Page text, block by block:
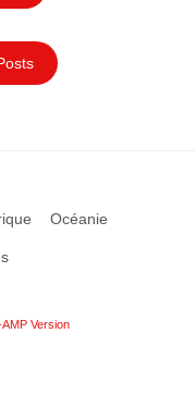
Océanie
Version